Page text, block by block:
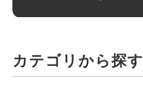
カテゴリから探す